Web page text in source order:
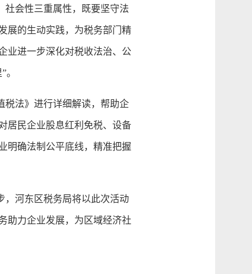
会性三重属性，既要坚守法
展的生动实践，为税务部门精
业进一步深化对税收法治、公
法》进行详细解读，帮助企
居民企业股息红利免税、设备
明确法制公平底线，精准把握
河东区税务局将以此次活动
助力企业发展，为区域经济社